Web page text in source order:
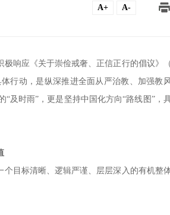
A+ A-
响应《关于崇俭戒奢、正信正行的倡议》
行动，是纵深推进全面从严治教、加强教
及时雨”，更是坚持中国化方向“路线图”，
目标清晰、逻辑严谨、层层深入的有机整体